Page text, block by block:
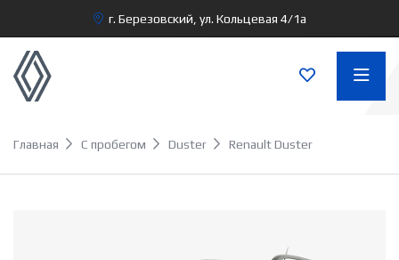
г. Березовский, ул. Кольцевая 4/1а
Главная С пробегом Duster Renault Duster